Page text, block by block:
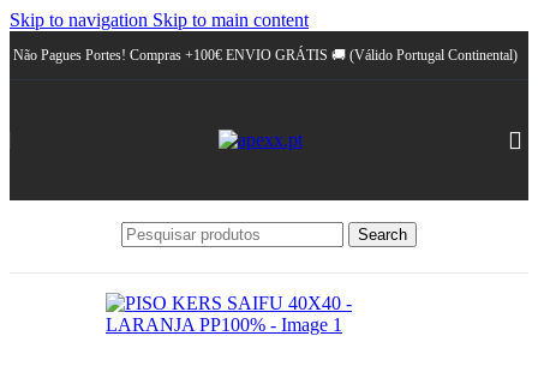
Skip to navigation Skip to main content
Não Pagues Portes! Compras +100€ ENVIO GRÁTIS 🚚 (Válido Portugal Continental)
Search